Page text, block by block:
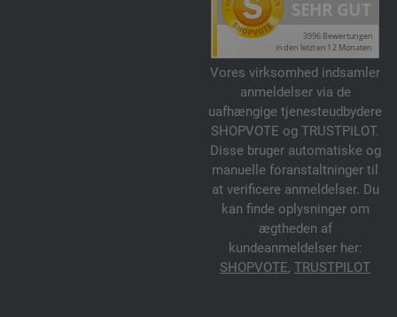
Vores virksomhed indsamler
anmeldelser via de
uafhængige tjenesteudbydere
SHOPVOTE og TRUSTPILOT.
Disse bruger automatiske og
manuelle foranstaltninger til
at verificere anmeldelser. Du
kan finde oplysninger om
ægtheden af
kundeanmeldelser her:
SHOPVOTE, TRUSTPILOT